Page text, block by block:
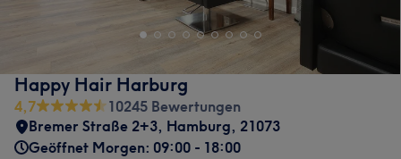
Happy Hair Harburg
4,7
10245 Bewertungen
Bremer Straße 2+3, Hamburg, 21073
Geöffnet Morgen: 09:00 - 18:00